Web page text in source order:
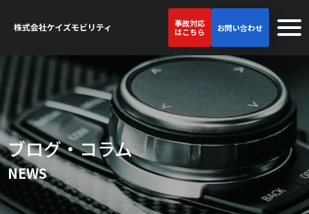
事故対応
はこちら
お問い合わせ
ブログ・コラム
NEWS